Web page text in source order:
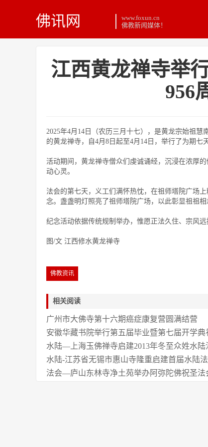
佛讯网
www.foxun.cn
佛教新闻媒体！
江西黄龙禅寺举
956
2025年4月14日（农历三月十七），是黄龙宗始祖
的黄龙禅寺，自4月8日起至4月14日，举行了为期七
活动期间，黄龙禅寺僧众们虔诚诵经，沉浸在浓厚
动心灵。
法会的第七天，义工们满怀热忱，在祖师塔院广场
念。盏盏明灯照亮了祖师塔院广场，以此彰显祖祖相
纪念活动依据传统规制举办，惟愿正法久住、宗风远
图/文 江西修水黄龙禅寺
佛教资讯
相关阅读
广州市大佛寺第十六期癌症康复营圆满结营
安徽华藏书院举行第五届毕业暨第七届开学典
水陆—上海玉佛禅寺启建2013年冬至众姓水陆
水陆-江苏省无锡市惠山寺隆重启建首届水陆法
法会—庐山东林寺净土苑举办阿弥陀佛祝圣法